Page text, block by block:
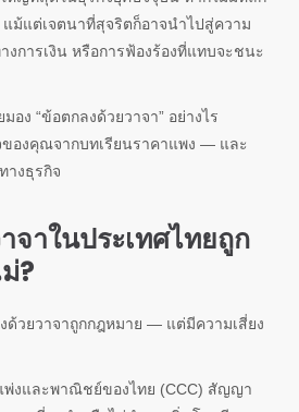
ม้แต่เจตนาที่สุจริตก็อาจนำไปสู่ความ
งการเงิน หรือการฟ้องร้องที่แทบจะชนะ
อง “ข้อตกลงด้วยวาจา” อย่างไร
องคุณจากบทเรียนราคาแพง — และ
างธุรกิจ
จาในประเทศไทยถูก
?
ด้วยวาจาถูกกฎหมาย — แต่มีความเสี่ยง
พ่งและพาณิชย์ของไทย (CCC) สัญญา